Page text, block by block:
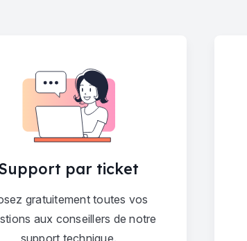
par ticket
gratuitement toutes vos
aux conseillers de notre
support technique.